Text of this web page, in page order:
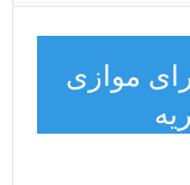
موازی